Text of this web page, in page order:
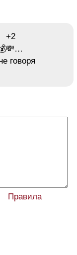
+2
говоря
Правила